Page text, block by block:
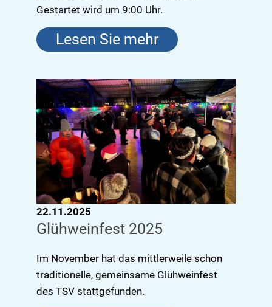
Gestartet wird um 9:00 Uhr.
Lesen Sie mehr
22.11.2025
Glühweinfest 2025
Im November hat das mittlerweile schon
traditionelle, gemeinsame Glühweinfest
des TSV stattgefunden.